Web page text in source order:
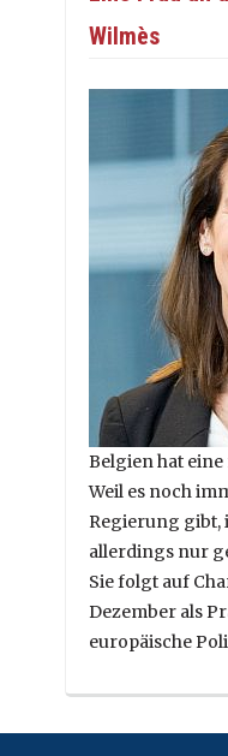
Wilmès
Belgien hat
Weil es noch
Regierung gibt,
allerdings nur
Sie folgt auf
Dezember als
europäische